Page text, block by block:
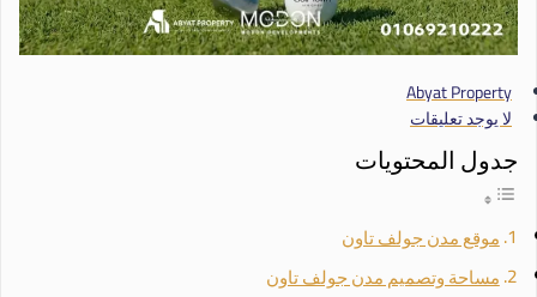
Abyat Property
لا يوجد تعليقات
جدول المحتويات
موقع مدن جولف تاون
مساحة وتصميم مدن جولف تاون